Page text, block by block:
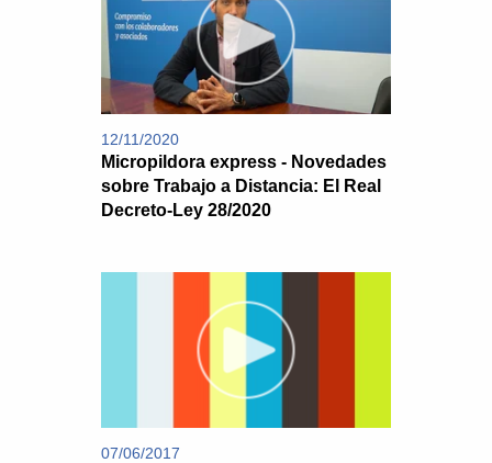
12/11/2020
Micropildora express - Novedades
sobre Trabajo a Distancia: El Real
Decreto-Ley 28/2020
07/06/2017